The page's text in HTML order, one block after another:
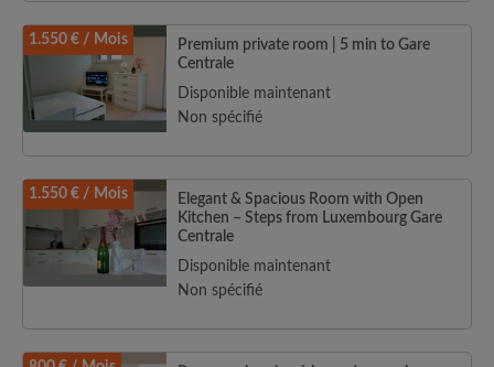
1.550 € / Mois
Premium private room | 5 min to Gare
Centrale
Disponible maintenant
Non spécifié
1.550 € / Mois
Elegant & Spacious Room with Open
Kitchen – Steps from Luxembourg Gare
Centrale
Disponible maintenant
Non spécifié